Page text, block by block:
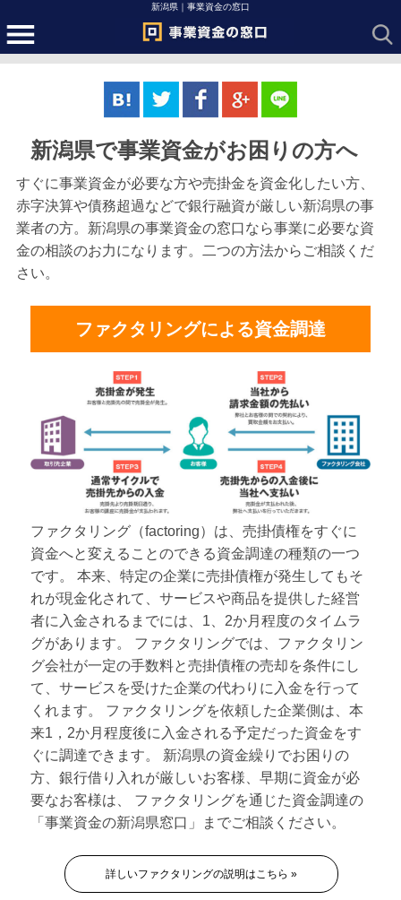
新潟県｜事業資金の窓口
新潟県で事業資金がお困りの方へ
すぐに事業資金が必要な方や売掛金を資金化したい方、
赤字決算や債務超過などで銀行融資が厳しい新潟県の事
業者の方。新潟県の事業資金の窓口なら事業に必要な資
金の相談のお力になります。二つの方法からご相談くだ
さい。
ファクタリングによる資金調達
ファクタリング（factoring）は、売掛債権をすぐに
資金へと変えることのできる資金調達の種類の一つ
です。 本来、特定の企業に売掛債権が発生してもそ
れが現金化されて、サービスや商品を提供した経営
者に入金されるまでには、1、2か月程度のタイムラ
グがあります。 ファクタリングでは、ファクタリン
グ会社が一定の手数料と売掛債権の売却を条件にし
て、サービスを受けた企業の代わりに入金を行って
くれます。 ファクタリングを依頼した企業側は、本
来1，2か月程度後に入金される予定だった資金をす
ぐに調達できます。 新潟県の資金繰りでお困りの
方、銀行借り入れが厳しいお客様、早期に資金が必
要なお客様は、 ファクタリングを通じた資金調達の
「事業資金の新潟県窓口」までご相談ください。
詳しいファクタリングの説明はこちら »